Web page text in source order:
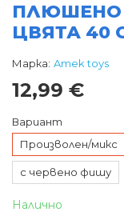
ПЛЮШЕНО
ЦВЯТА 40
Марка: Amek toys
12,99 €
Вариант
Произволен/микс
с червено фишу
Налично